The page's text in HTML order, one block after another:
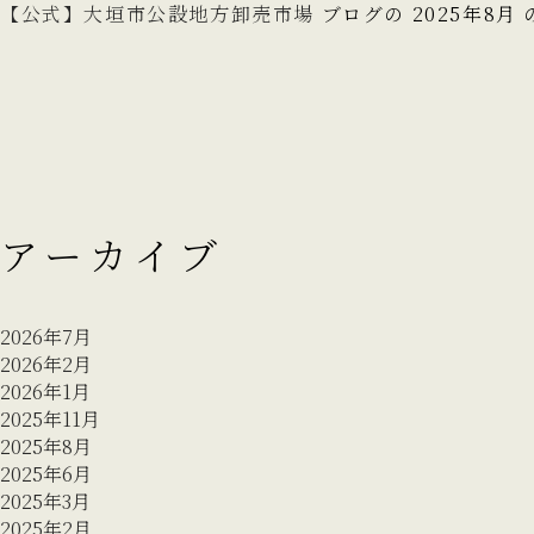
索:【公式】大垣市公設地方卸売市場 ブログの 2025年8月
アーカイブ
2026年7月
2026年2月
2026年1月
2025年11月
2025年8月
2025年6月
2025年3月